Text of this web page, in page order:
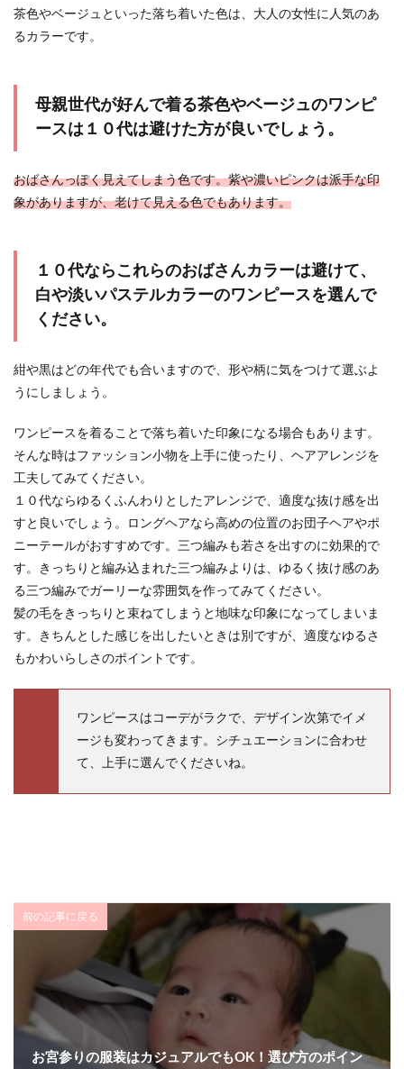
茶色やベージュといった落ち着いた色は、大人の女性に人気のあ
るカラーです。
母親世代が好んで着る茶色やベージュのワンピ
ースは１０代は避けた方が良いでしょう。
おばさんっぽく見えてしまう色です。紫や濃いピンクは派手な印
象がありますが、老けて見える色でもあります。
１０代ならこれらのおばさんカラーは避けて、
白や淡いパステルカラーのワンピースを選んで
ください。
紺や黒はどの年代でも合いますので、形や柄に気をつけて選ぶよ
うにしましょう。
ワンピースを着ることで落ち着いた印象になる場合もあります。
そんな時はファッション小物を上手に使ったり、ヘアアレンジを
工夫してみてください。
１０代ならゆるくふんわりとしたアレンジで、適度な抜け感を出
すと良いでしょう。ロングヘアなら高めの位置のお団子ヘアやポ
ニーテールがおすすめです。三つ編みも若さを出すのに効果的で
す。きっちりと編み込まれた三つ編みよりは、ゆるく抜け感のあ
る三つ編みでガーリーな雰囲気を作ってみてください。
髪の毛をきっちりと束ねてしまうと地味な印象になってしまいま
す。きちんとした感じを出したいときは別ですが、適度なゆるさ
もかわいらしさのポイントです。
ワンピースはコーデがラクで、デザイン次第でイメ
ージも変わってきます。シチュエーションに合わせ
て、上手に選んでくださいね。
前の記事に戻る
お宮参りの服装はカジュアルでもOK！選び方のポイン